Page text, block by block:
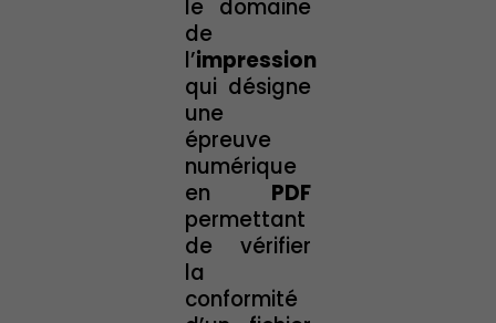
le domaine
de
l’impression
qui désigne
une
épreuve
numérique
en PDF
permettant
de vérifier
la
conformité